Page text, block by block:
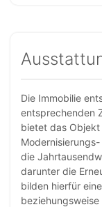
Die Immobilie
entsprechenden
bietet das
die
darunter die
bilden hierfür